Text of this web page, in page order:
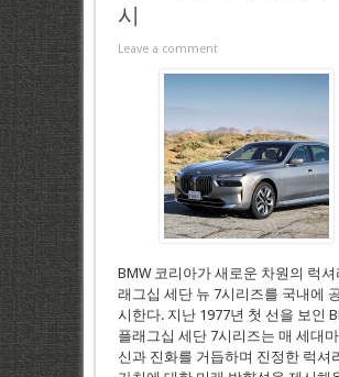
시
Leave a comment
BMW 코리아가 새로운 차원의 럭셔
래그십 세단 뉴 7시리즈를 국내에
시한다. 지난 1977년 첫 선을 보인
플래그십 세단 7시리즈는 매 세대
신과 진화를 거듭하며 진정한 럭셔